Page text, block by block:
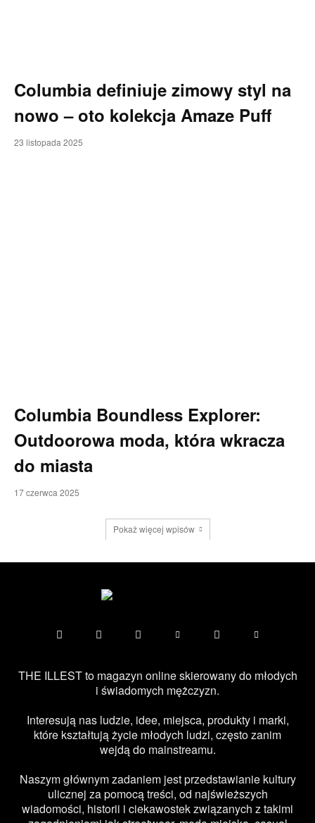
Columbia definiuje zimowy styl na
nowo – oto kolekcja Amaze Puff
23 listopada 2025
Columbia Boundless Explorer:
Outdoorowa moda, która wkracza
do miasta
17 czerwca 2025
Pokaż więcej wpisów
THE ILLEST to magazyn online skierowany do młodych
i świadomych mężczyzn.
Interesują nas ludzie, idee, miejsca, produkty i marki,
które kształtują życie młodych ludzi, często zanim
wejdą do mainstreamu.
Naszym głównym zadaniem jest przedstawianie kultury
ulicznej za pomocą treści, od najświeższych
wiadomości, historii i ciekawostek związanych z takimi